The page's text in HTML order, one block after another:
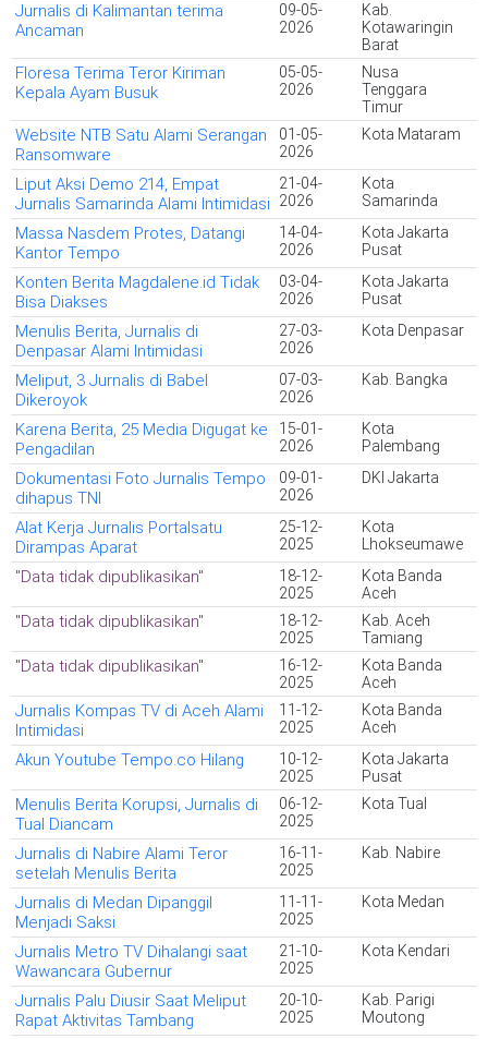
Jurnalis di Kalimantan terima
Ancaman
09-05-
2026
Kab.
Kotawaringin
Barat
Floresa Terima Teror Kiriman
Kepala Ayam Busuk
05-05-
2026
Nusa
Tenggara
Timur
Website NTB Satu Alami Serangan
Ransomware
01-05-
2026
Kota Mataram
Liput Aksi Demo 214, Empat
Jurnalis Samarinda Alami Intimidasi
21-04-
2026
Kota
Samarinda
Massa Nasdem Protes, Datangi
Kantor Tempo
14-04-
2026
Kota Jakarta
Pusat
Konten Berita Magdalene.id Tidak
Bisa Diakses
03-04-
2026
Kota Jakarta
Pusat
Menulis Berita, Jurnalis di
Denpasar Alami Intimidasi
27-03-
2026
Kota Denpasar
Meliput, 3 Jurnalis di Babel
Dikeroyok
07-03-
2026
Kab. Bangka
Karena Berita, 25 Media Digugat ke
Pengadilan
15-01-
2026
Kota
Palembang
Dokumentasi Foto Jurnalis Tempo
dihapus TNI
09-01-
2026
DKI Jakarta
Alat Kerja Jurnalis Portalsatu
Dirampas Aparat
25-12-
2025
Kota
Lhokseumawe
"Data tidak dipublikasikan"
18-12-
2025
Kota Banda
Aceh
"Data tidak dipublikasikan"
18-12-
2025
Kab. Aceh
Tamiang
"Data tidak dipublikasikan"
16-12-
2025
Kota Banda
Aceh
Jurnalis Kompas TV di Aceh Alami
Intimidasi
11-12-
2025
Kota Banda
Aceh
Akun Youtube Tempo.co Hilang
10-12-
2025
Kota Jakarta
Pusat
Menulis Berita Korupsi, Jurnalis di
Tual Diancam
06-12-
2025
Kota Tual
Jurnalis di Nabire Alami Teror
setelah Menulis Berita
16-11-
2025
Kab. Nabire
Jurnalis di Medan Dipanggil
Menjadi Saksi
11-11-
2025
Kota Medan
Jurnalis Metro TV Dihalangi saat
Wawancara Gubernur
21-10-
2025
Kota Kendari
Jurnalis Palu Diusir Saat Meliput
Rapat Aktivitas Tambang
20-10-
2025
Kab. Parigi
Moutong